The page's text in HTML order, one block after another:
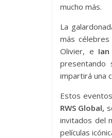
mucho más.
La
más
Olivier, e
presentando
impartirá una
Estos
RWS Global,
invitados del
películas